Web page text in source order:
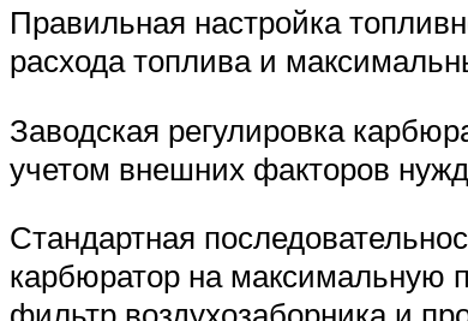
Правильная настройка
расхода топлива и
Заводская регулировка
учетом внешних факторов
Стандартная
карбюратор на максимальную